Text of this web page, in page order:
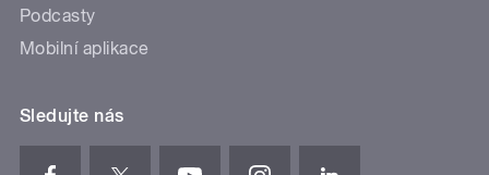
Podcasty
Mobilní aplikace
Sledujte nás